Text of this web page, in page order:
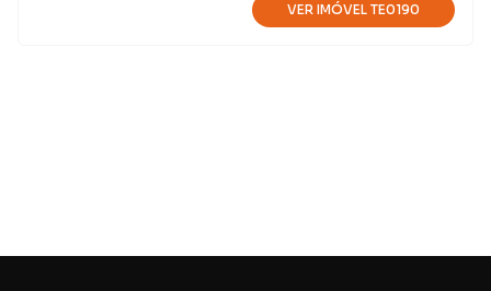
VER IMÓVEL TE0190